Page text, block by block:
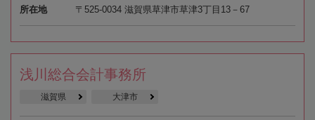
所在地 〒525-0034 滋賀県草津市草津3丁目13－67
浅川総合会計事務所
滋賀県 大津市